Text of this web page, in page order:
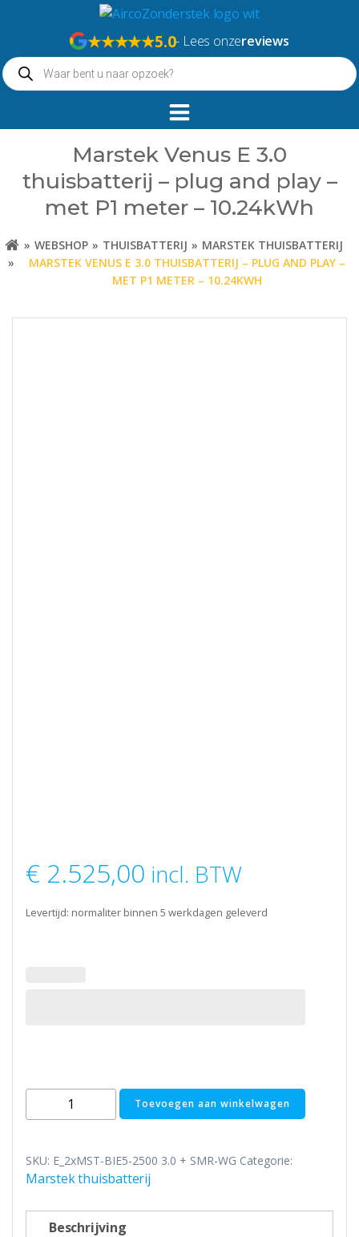
springen
★★★★★5.0- Lees onzereviews
Producten
zoeken
Marstek Venus E 3.0
thuisbatterij – plug and play –
met P1 meter – 10.24kWh
WEBSHOP THUISBATTERIJ
MARSTEK THUISBATTERIJ
MARSTEK VENUS E 3.0 THUISBATTERIJ – PLUG AND PLAY –
MET P1 METER – 10.24KWH
€ 2.525,00 incl. BTW
Levertijd: normaliter binnen 5 werkdagen geleverd
Marstek
Venus
3.0
thuisbatterij
plug
Toevoegen aan winkelwagen
SKU: E_2xMST-BIE5-2500 3.0 + SMR-WG Categorie:
Marstek thuisbatterij
Beschrijving